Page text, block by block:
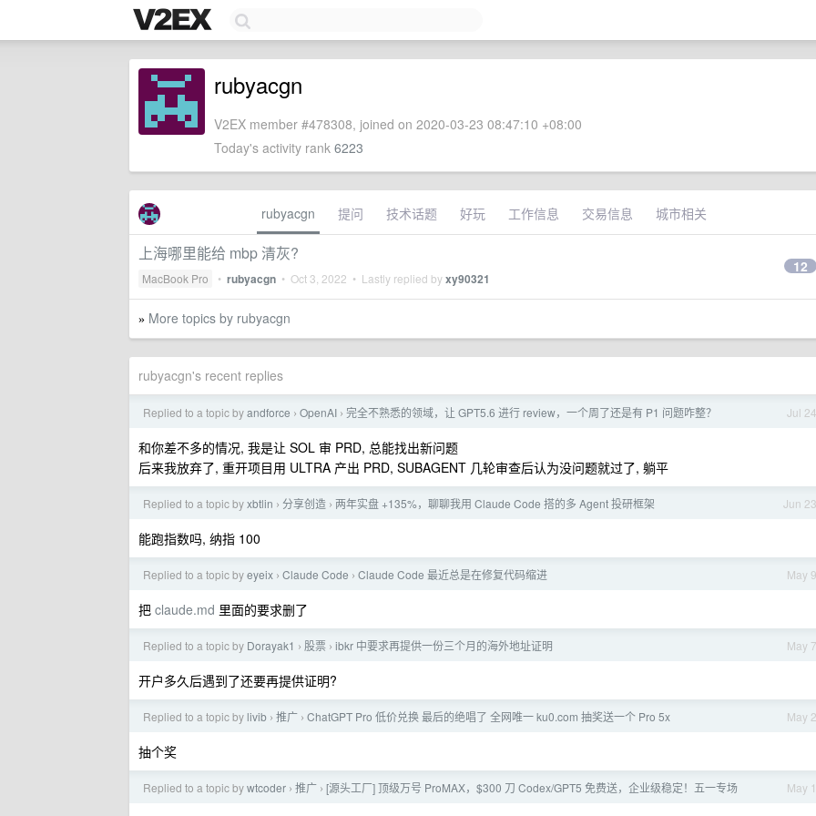
rubyacgn
V2EX member #478308, joined on 2020-03-23 08:47:10 +08:00
Today's activity rank 6223
rubyacgn 提问 技术话题 好玩 工作信息 交易信息 城市相关
上海哪里能给 mbp 清灰?
MacBook Pro • rubyacgn • Oct 3, 2022 • Lastly replied byxy90321
12
» More topics by rubyacgn
rubyacgn's recent replies
Jul 24
Replied to a topic byandforce › OpenAI › 完全不熟悉的领域，让 GPT5.6 进行 review，一个周了还是有 P1 问题咋整？
和你差不多的情况, 我是让 SOL 审 PRD, 总能找出新问题
后来我放弃了, 重开项目用 ULTRA 产出 PRD, SUBAGENT 几轮审查后认为没问题就过了, 躺平
Jun 23
Replied to a topic byxbtlin › 分享创造 › 两年实盘 +135%，聊聊我用 Claude Code 搭的多 Agent 投研框架
能跑指数吗, 纳指 100
May 9
Replied to a topic byeyeix › Claude Code › Claude Code 最近总是在修复代码缩进
把 claude.md 里面的要求删了
May 7
Replied to a topic by Dorayak1 › 股票 › ibkr 中要求再提供一份三个月的海外地址证明
开户多久后遇到了还要再提供证明?
May 2
Replied to a topic by livib › 推广 › ChatGPT Pro 低价兑换 最后的绝唱了 全网唯一 ku0.com 抽奖送一个 Pro 5x
抽个奖
May 1
Replied to a topic bywtcoder › 推广 › [源头工厂] 顶级万号 ProMAX，$300 刀 Codex/GPT5 免费送，企业级稳定！五一专场